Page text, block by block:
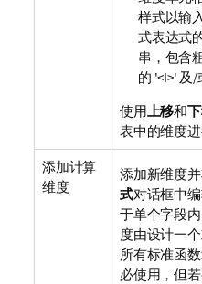
样式以输
式表达式
串，包含
的 '<I>' 及/
使用 上移和
表中的维度进
添加计算
维度
添加新维度
式对话框中
于单个字段
度由设计一
所有标准函
必使用，但